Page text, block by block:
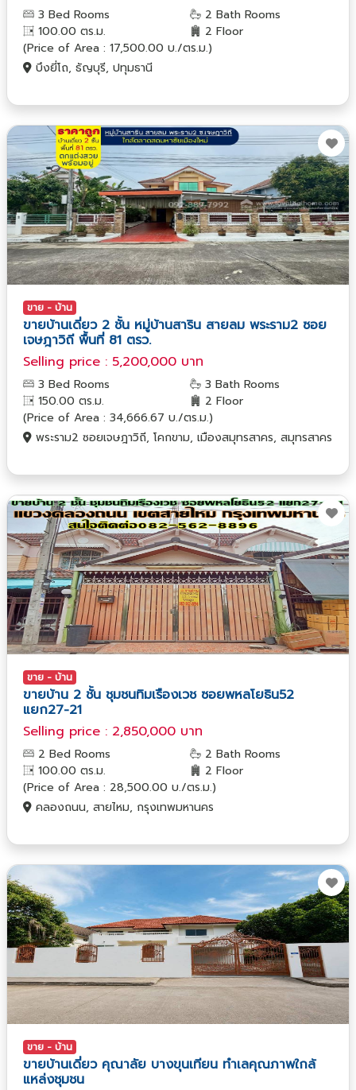
3 Bed Rooms
2 Bath Rooms
100.00 ตร.ม.
2 Floor
(Price of Area : 17,500.00 บ./ตร.ม.)
บึงยี่โถ, ธัญบุรี, ปทุมธานี
ขาย - บ้าน
ขายบ้านเดี่ยว 2 ชั้น หมู่บ้านสาริน สายลม พระราม2 ซอย
เจษฎาวิถี พื้นที่ 81 ตรว.
Selling price : 5,200,000 บาท
3 Bed Rooms
3 Bath Rooms
150.00 ตร.ม.
2 Floor
(Price of Area : 34,666.67 บ./ตร.ม.)
พระราม2 ซอยเจษฎาวิถี, โคกขาม, เมืองสมุทรสาคร, สมุทรสาคร
ขาย - บ้าน
ขายบ้าน 2 ชั้น ชุมชนทิมเรืองเวช ซอยพหลโยธิน52
แยก27-21
Selling price : 2,850,000 บาท
2 Bed Rooms
2 Bath Rooms
100.00 ตร.ม.
2 Floor
(Price of Area : 28,500.00 บ./ตร.ม.)
คลองถนน, สายไหม, กรุงเทพมหานคร
ขาย - บ้าน
ขายบ้านเดี่ยว คุณาลัย บางขุนเทียน ทำเลคุณภาพใกล้
แหล่งชุมชน